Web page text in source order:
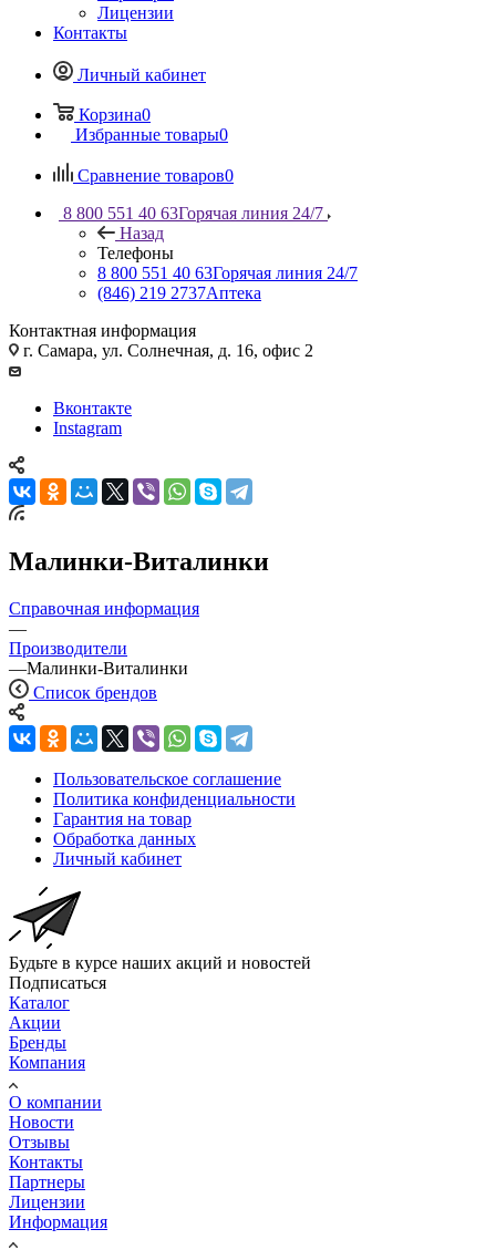
Лицензии
Контакты
Личный кабинет
Корзина0
Избранные товары0
Сравнение товаров0
8 800 551 40 63Горячая линия 24/7
Назад
Телефоны
8 800 551 40 63Горячая линия 24/7
(846) 219 2737Аптека
Контактная информация
г. Самара, ул. Солнечная, д. 16, офис 2
Вконтакте
Instagram
Малинки-Виталинки
Справочная информация
—
Производители
—Малинки-Виталинки
Список брендов
Пользовательское соглашение
Политика конфиденциальности
Гарантия на товар
Обработка данных
Личный кабинет
Будьте в курсе наших акций и новостей
Подписаться
Каталог
Акции
Бренды
Компания
О компании
Новости
Отзывы
Контакты
Партнеры
Лицензии
Информация